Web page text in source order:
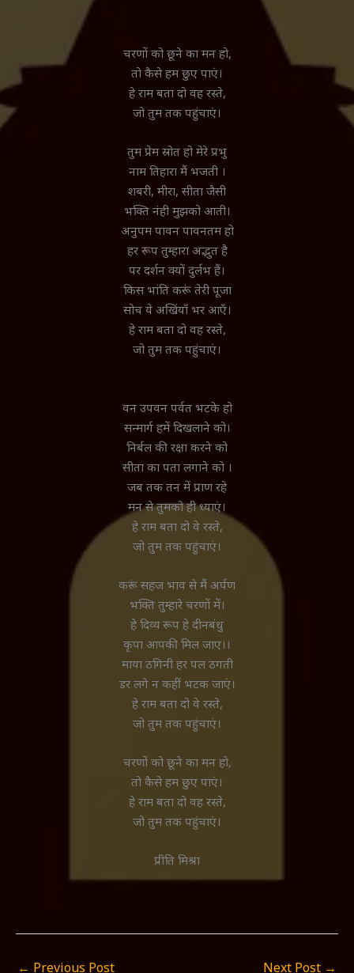
चरणों को छूने का मन हो,
तो कैसे हम छुए पाएं।
हे राम बता दो वह रस्ते,
जो तुम तक पहुंचाएं।
तुम प्रेम स्रोत हो मेरे प्रभु
नाम तिहारा मैं भजती ।
शबरी, मीरा, सीता जैसी
भक्ति नंही मुझको आती।
अनुपम पावन पावनतम हो
हर रूप तुम्हारा अद्भुत है
पर दर्शन क्यों दुर्लभ हैं।
किस भांति करूं तेरी पूजा
सोच ये अखिंयाँ भर आएँ।
हे राम बता दो वह रस्ते,
जो तुम तक पहुंचाएं।
वन उपवन पर्वत भटके हो
सन्मार्ग हमें दिखलाने को।
निर्बल की रक्षा करने को
सीता का पता लगाने को ।
जब तक तन में प्राण रहे
मन से तुमको ही ध्याएं।
हे राम बता दो वे रस्ते,
जो तुम तक पहुंचाएं।
करूं सहज भाव से मैं अर्पण
भक्ति तुम्हारे चरणों में।
हे दिव्य रूप हे दीनबंधु
कृपा आपकी मिल जाए।।
माया ठगिनी हर पल ठगती
डर लगे न कहीं भटक जाएं।
हे राम बता दो वे रस्ते,
जो तुम तक पहुंचाएं।
चरणों को छूने का मन हो,
तो कैसे हम छुए पाएं।
हे राम बता दो वह रस्ते,
जो तुम तक पहुंचाएं।
प्रीति मिश्रा
← Previous Post Next Post →